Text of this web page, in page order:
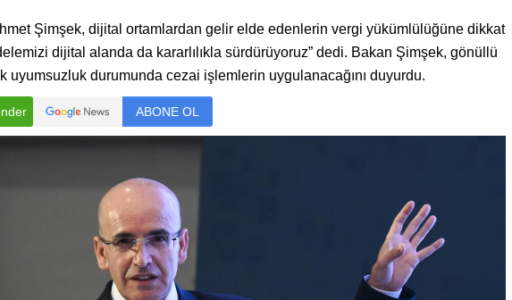
Şimşek, dijital ortamlardan gelir elde edenlerin vergi yükümlülüğüne dikkat
dijital alanda da kararlılıkla sürdürüyoruz” dedi. Bakan Şimşek, gönüllü
uyumsuzluk durumunda cezai işlemlerin uygulanacağını duyurdu.
ABONE OL